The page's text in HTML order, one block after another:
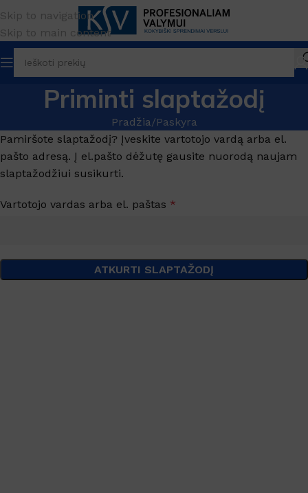
Skip to navigation
Skip to main content
Priminti slaptažodį
Pradžia Paskyra
Pamiršote slaptažodį? Įveskite vartotojo vardą arba el.
pašto adresą. Į el.pašto dėžutę gausite nuorodą naujam
slaptažodžiui susikurti.
Vartotojo vardas arba el. paštas *
ATKURTI SLAPTAŽODĮ